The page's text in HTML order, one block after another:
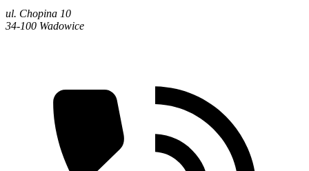
ul. Chopina 10
34-100 Wadowice